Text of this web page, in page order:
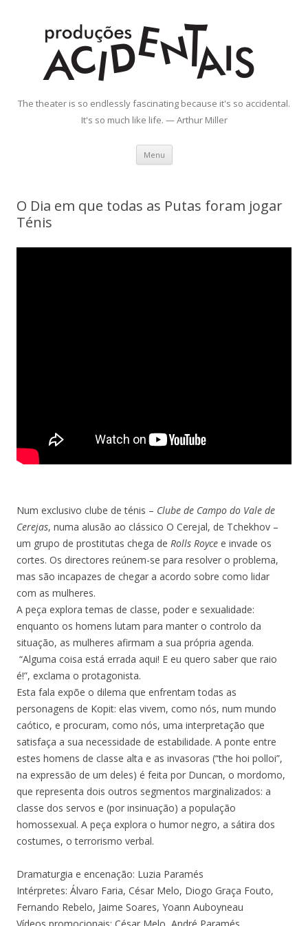
Produções Acidentais
The theater is so endlessly fascinating because it's so accidental.
It's so much like life. — Arthur Miller
Menu Saltar
o
O Dia em que todas as Putas foram jogar
Ténis
Num exclusivo clube de ténis – Clube de Campo do Vale de
Cerejas, numa alusão ao clássico O Cerejal, de Tchekhov –
um grupo de prostitutas chega de Rolls Royce e invade os
cortes. Os directores reúnem-se para resolver o problema,
mas são incapazes de chegar a acordo sobre como lidar
com as mulheres.
A peça explora temas de classe, poder e sexualidade:
enquanto os homens lutam para manter o controlo da
situação, as mulheres afirmam a sua própria agenda.
“Alguma coisa está errada aqui! E eu quero saber que raio
é!”, exclama o protagonista.
Esta fala expõe o dilema que enfrentam todas as
personagens de Kopit: elas vivem, como nós, num mundo
caótico, e procuram, como nós, uma interpretação que
satisfaça a sua necessidade de estabilidade. A ponte entre
estes homens de classe alta e as invasoras (“the hoi polloi”,
na expressão de um deles) é feita por Duncan, o mordomo,
que representa dois outros segmentos marginalizados: a
classe dos servos e (por insinuação) a população
homossexual. A peça explora o humor negro, a sátira dos
costumes, o terrorismo verbal.
Dramaturgia e encenação: Luzia Paramés
Intérpretes: Álvaro Faria, César Melo, Diogo Graça Fouto,
Fernando Rebelo, Jaime Soares, Yoann Auboyneau